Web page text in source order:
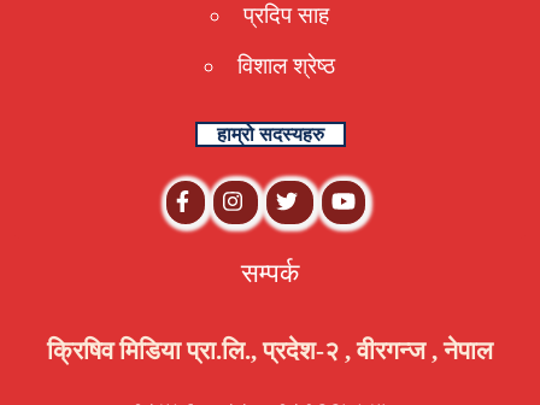
प्रदिप साह
विशाल श्रेष्ठ
हाम्रो सदस्यहरु
सम्पर्क
क्रिषिव मिडिया प्रा.लि., प्रदेश-२ , वीरगन्ज , नेपाल